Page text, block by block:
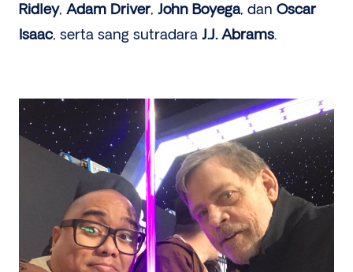
Ridley, Adam Driver, John Boyega, dan Oscar
Isaac, serta sang sutradara J.J. Abrams.